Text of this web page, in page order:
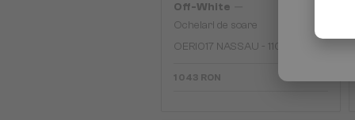
Off-White
Ochelari de soare
OERI017 NASSAU - 1107 - 51
1 043 RON